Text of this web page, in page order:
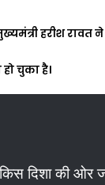
हरीश रावत
चुका है।
दिशा की ओर